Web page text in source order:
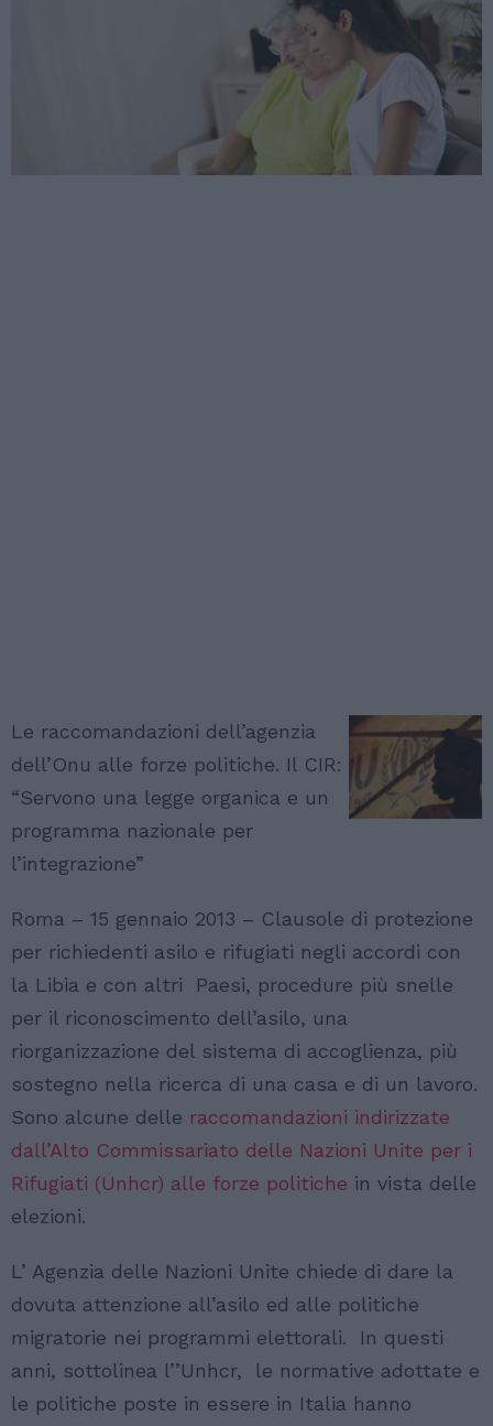
Le raccomandazioni dell’agenzia
dell’Onu alle forze politiche. Il CIR:
“Servono una legge organica e un
programma nazionale per
l’integrazione”
Roma – 15 gennaio 2013 – Clausole di protezione
per richiedenti asilo e rifugiati negli accordi con
la Libia e con altri Paesi, procedure più snelle
per il riconoscimento dell’asilo, una
riorganizzazione del sistema di accoglienza, più
sostegno nella ricerca di una casa e di un lavoro.
Sono alcune delle raccomandazioni indirizzate
dall’Alto Commissariato delle Nazioni Unite per i
Rifugiati (Unhcr) alle forze politiche in vista delle
elezioni.
L’ Agenzia delle Nazioni Unite chiede di dare la
dovuta attenzione all’asilo ed alle politiche
migratorie nei programmi elettorali. In questi
anni, sottolinea l’’Unhcr, le normative adottate e
le politiche poste in essere in Italia hanno